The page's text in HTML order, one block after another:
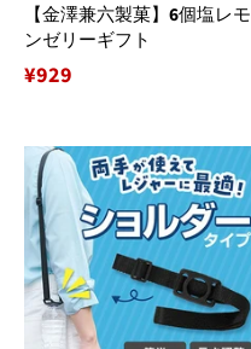
【金澤兼六製菓】6個塩レモ
ンゼリーギフト
通
価
格
¥929